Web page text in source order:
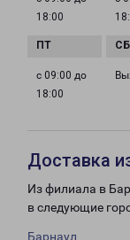
18:00
с 09:00 до
18:00
Доставка
Из филиала в
в следующие
Барнаул